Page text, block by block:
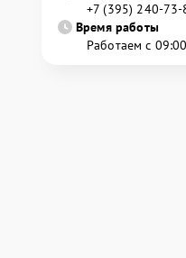
+7 (395) 240-73-
Время работы
Работаем с